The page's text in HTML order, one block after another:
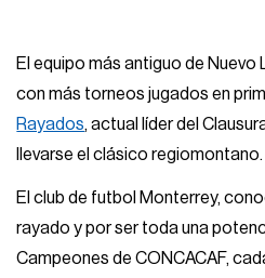
El equipo más antiguo de Nuevo
con más torneos jugados en
Rayados, actual líder del
llevarse el clásico regiomontano.
El club de futbol Monterrey,
rayado y por ser toda una
Campeones de CONCACAF,